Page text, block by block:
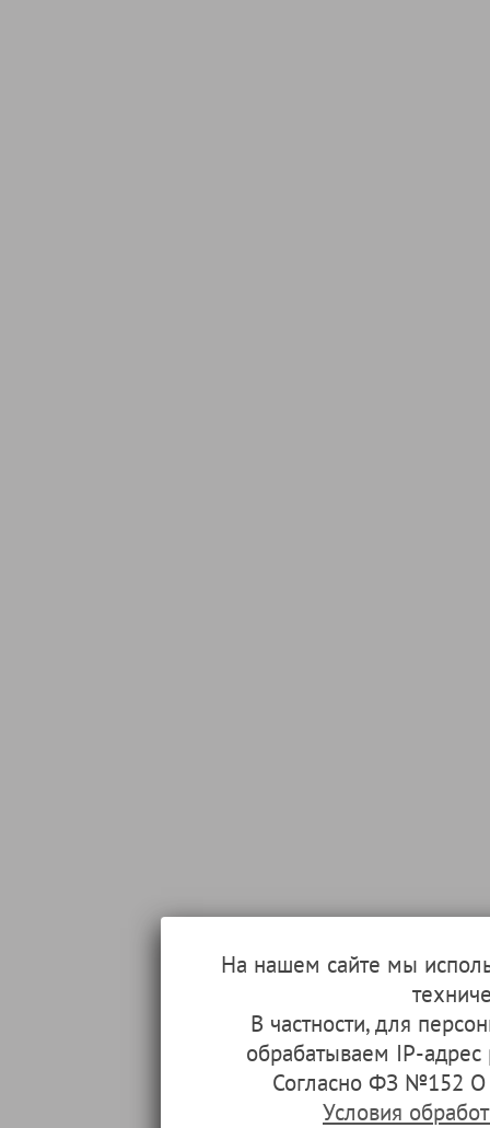
На нашем сайте мы
В частности, для
обрабатываем IP-
Согласно ФЗ №152 О
Условия